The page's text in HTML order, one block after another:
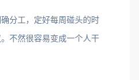
分工，定好每周碰头的时
不然很容易变成一个人干